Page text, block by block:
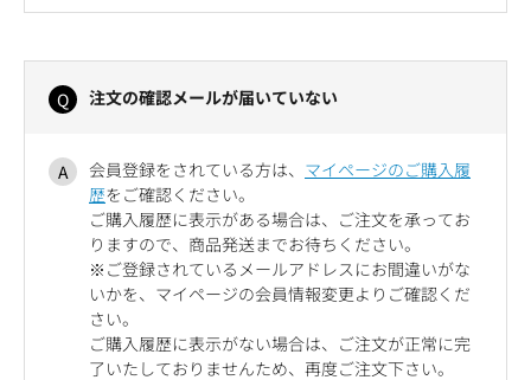
注文の確認メールが届いていない
会員登録をされている方は、 マイページのご購入履
歴をご確認ください。
ご購入履歴に表示がある場合は、ご注文を承ってお
りますので、商品発送までお待ちください。
※ご登録されているメールアドレスにお間違いがな
いかを、マイページの会員情報変更よりご確認くだ
さい。
ご購入履歴に表示がない場合は、ご注文が正常に完
了いたしておりませんため、再度ご注文下さい。